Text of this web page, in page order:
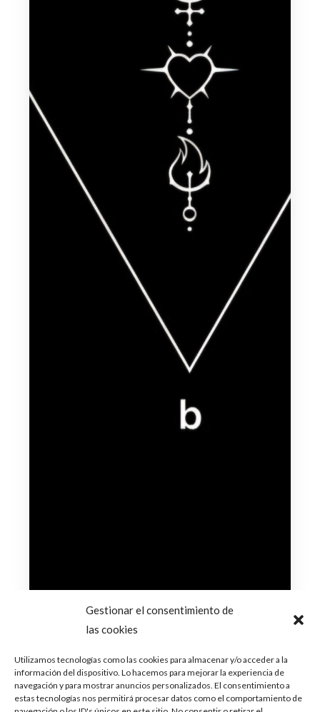
Gestionar el consentimiento de
las cookies
Utilizamos tecnologías como las cookies para almacenar y/o acceder a la
información del dispositivo. Lo hacemos para mejorar la experiencia de
navegación y para mostrar anuncios personalizados. El consentimiento a
estas tecnologías nos permitirá procesar datos como el comportamiento de
fecha anunciada por Lola Índigo
La artista granadina, Lola Indigo, ha anunciado
hoy la nueva fecha para el concierto que debería